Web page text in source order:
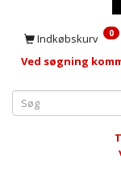
Indkøbskurv 0
Ved søgning